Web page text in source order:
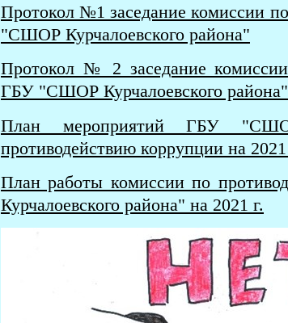
Протокол №1 заседание комиссии
"СШОР Курчалоевского района"
Протокол № 2 заседание
ГБУ "СШОР Курчалоевского района"
План мероприятий ГБУ
противодействию коррупции на 2021
План работы комиссии по
Курчалоевского района" на 2021 г.